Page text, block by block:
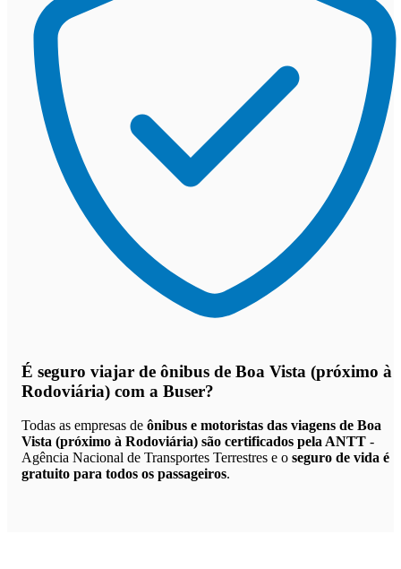
É seguro viajar de ônibus de Boa Vista (próximo à
Rodoviária) com a Buser?
Todas as empresas de ônibus e motoristas das viagens de Boa
Vista (próximo à Rodoviária) são certificados pela ANTT -
Agência Nacional de Transportes Terrestres e o seguro de vida é
gratuito para todos os passageiros.